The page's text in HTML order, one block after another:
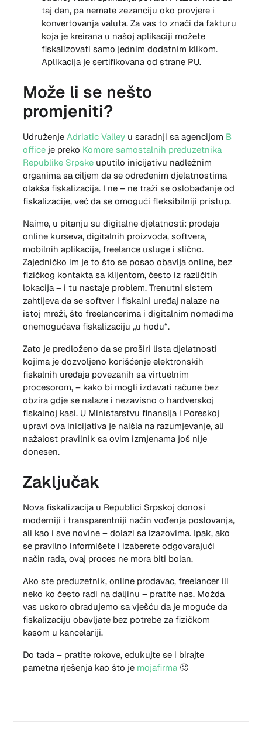
taj dan, pa nemate zezanciju oko provjere i
konvertovanja valuta. Za vas to znači da fakturu
koja je kreirana u našoj aplikaciji možete
fiskalizovati samo jednim dodatnim klikom.
Aplikacija je sertifikovana od strane PU.
Može li se nešto
promjeniti?
UdruženjeAdriatic Valley u saradnji sa agencijom B
office je preko Komore samostalnih preduzetnika
Republike Srpske uputilo inicijativu nadležnim
organima sa ciljem da se određenim djelatnostima
olakša fiskalizacija. I ne – ne traži se oslobađanje od
fiskalizacije, već da se omogući fleksibilniji pristup.
Naime, u pitanju su digitalne djelatnosti: prodaja
online kurseva, digitalnih proizvoda, softvera,
mobilnih aplikacija, freelance usluge i slično.
Zajedničko im je to što se posao obavlja online, bez
fizičkog kontakta sa klijentom, često iz različitih
lokacija – i tu nastaje problem. Trenutni sistem
zahtijeva da se softver i fiskalni uređaj nalaze na
istoj mreži, što freelancerima i digitalnim nomadima
onemogućava fiskalizaciju „u hodu“.
Zato je predloženo da se proširi lista djelatnosti
kojima je dozvoljeno korišćenje elektronskih
fiskalnih uređaja povezanih sa virtuelnim
procesorom, – kako bi mogli izdavati račune bez
obzira gdje se nalaze i nezavisno o hardverskoj
fiskalnoj kasi. U Ministarstvu finansija i Poreskoj
upravi ova inicijativa je naišla na razumjevanje, ali
nažalost pravilnik sa ovim izmjenama još nije
donesen.
Zaključak
Nova fiskalizacija u Republici Srpskoj donosi
moderniji i transparentniji način vođenja poslovanja,
ali kao i sve novine – dolazi sa izazovima. Ipak, ako
se pravilno informišete i izaberete odgovarajući
način rada, ovaj proces ne mora biti bolan.
Ako ste preduzetnik, online prodavac, freelancer ili
neko ko često radi na daljinu – pratite nas. Možda
vas uskoro obradujemo sa vješću da je moguće da
fiskalizaciju obavljate bez potrebe za fizičkom
kasom u kancelariji.
Do tada – pratite rokove, edukujte se i birajte
pametna rješenja kao što je mojafirma 🙂